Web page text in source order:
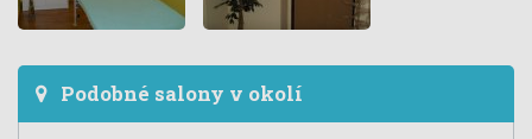
Podobné salony v okolí